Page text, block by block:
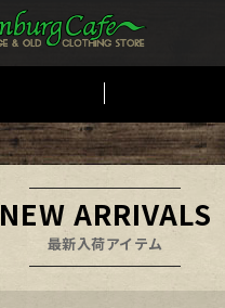
NEW ARRIVALS
最新入荷アイテム